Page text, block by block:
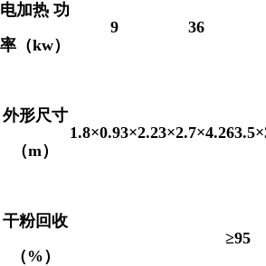
电加热 功
率（kw）
9 36
外形尺寸
（m）
1.8×0.93×2.23×2.7×4.26
干粉回收
（%）
≥95